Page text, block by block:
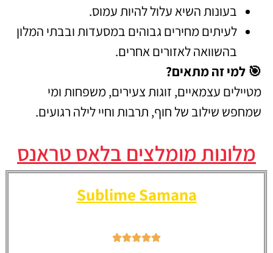
בעונות השיא עלול להיות עמוס.
לעיתים מחירים גבוהים במסעדות ובבתי המלון
בהשוואה לאזורים אחרים.
🎯 למי זה מתאים?
מטיילים עצמאיים, זוגות צעירים, משפחות ומי
שמחפש שילוב של חוף, תרבות וחיי לילה רגועים.
מלונות מומלצים בלאס טראנס
Sublime Samana